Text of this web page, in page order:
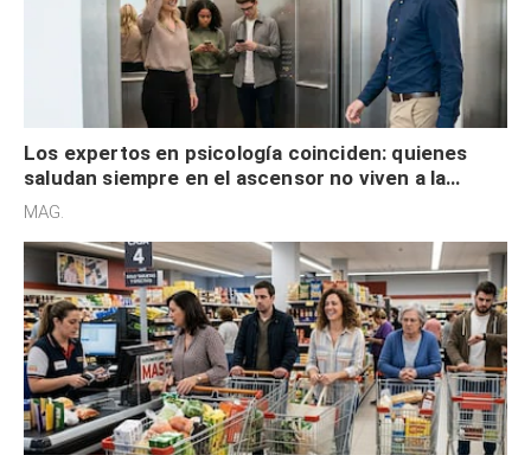
Los expertos en psicología coinciden: quienes
saludan siempre en el ascensor no viven a la
defensiva y tienen apertura social
MAG.